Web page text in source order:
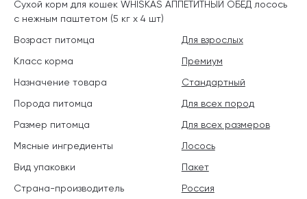
Сухой корм для кошек WHISKAS АППЕТИТНЫЙ ОБЕД лосось
с нежным паштетом (5 кг х 4 шт)
Возраст питомца
Для взрослых
Класс корма
Премиум
Назначение товара
Стандартный
Порода питомца
Для всех пород
Размер питомца
Для всех размеров
Мясные ингредиенты
Лосось
Вид упаковки
Пакет
Страна-производитель
Россия